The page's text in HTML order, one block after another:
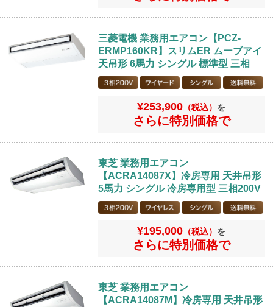
三菱電機 業務用エアコン【PCZ-
ERMP160KR】スリムER ムーブアイ
天吊形 6馬力 シングル 標準型 三相
200V ワイヤードリモコン
¥253,900 （税込） を
さらに特別価格で
東芝 業務用エアコン
【ACRA14087X】冷房専用 天井吊形
5馬力 シングル 冷房専用型 三相200V
ワイヤレスリモコン
¥195,000 （税込） を
さらに特別価格で
東芝 業務用エアコン
【ACRA14087M】冷房専用 天井吊形